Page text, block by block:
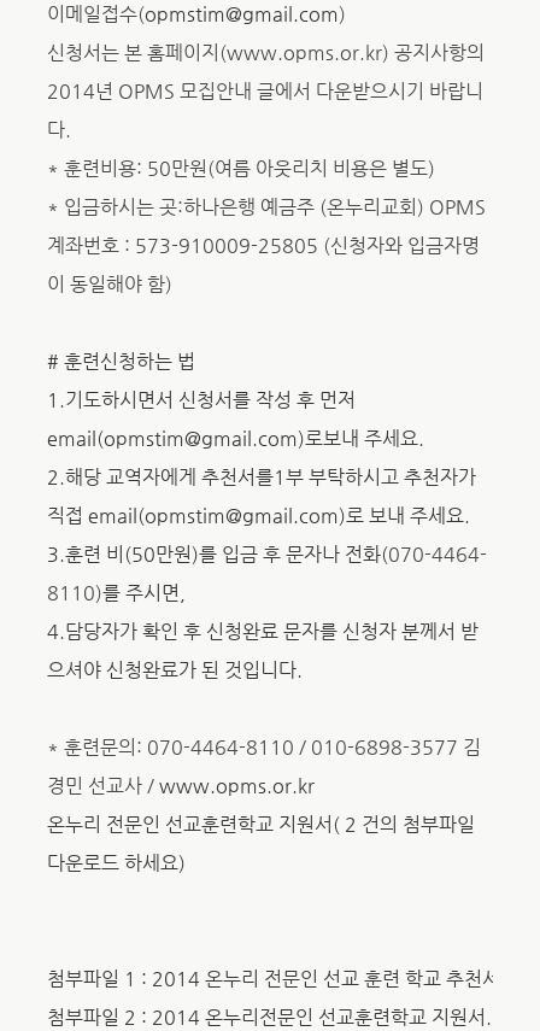
이메일접수(opmstim@gmail.com)
신청서는 본 홈페이지(www.opms.or.kr) 공지사항의
2014년 OPMS 모집안내 글에서 다운받으시기 바랍니
다.
* 훈련비용: 50만원(여름 아웃리치 비용은 별도)
* 입금하시는 곳:하나은행 예금주 (온누리교회) OPMS
계좌번호 : 573-910009-25805 (신청자와 입금자명
이 동일해야 함)
# 훈련신청하는 법
1.기도하시면서 신청서를 작성 후 먼저
email (opmstim@gmail.com)로보내 주세요.
2.해당 교역자에게 추천서를1부 부탁하시고 추천자가
직접 email (opmstim@gmail.com)로 보내 주세요.
3.훈련 비(50만원)를 입금 후 문자나 전화(070-4464-
8110)를 주시면,
4.담당자가 확인 후 신청완료 문자를 신청자 분께서 받
으셔야 신청완료가 된 것입니다.
* 훈련문의: 070-4464-8110 / 010-6898-3577 김
경민 선교사 / www.opms.or.kr
온누리 전문인 선교훈련학교 지원서( 2 건의 첨부파일
다운로드 하세요)
첨부파일 1 : 2014 온누리 전문인 선교 훈련 학교 추천서
첨부파일 2 : 2014 온누리전문인 선교훈련학교 지원서.hwp